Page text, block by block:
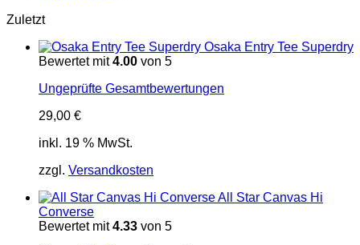
Zuletzt
Osaka Entry Tee Superdry
Bewertet mit4.00 von 5
Ungeprüfte Gesamtbewertungen
29,00 €
inkl. 19 % MwSt.
zzgl. Versandkosten
All Star Canvas Hi
Converse
Bewertet mit4.33 von 5